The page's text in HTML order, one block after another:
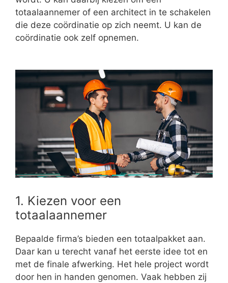
totaalaannemer of een architect in te schakelen
die deze coördinatie op zich neemt. U kan de
coördinatie ook zelf opnemen.
1. Kiezen voor een
totaalaannemer
Bepaalde firma’s bieden een totaalpakket aan.
Daar kan u terecht vanaf het eerste idee tot en
met de finale afwerking. Het hele project wordt
door hen in handen genomen. Vaak hebben zij